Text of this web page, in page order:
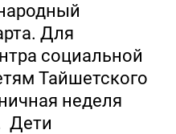
Для
социальной
Тайшетского
неделя
Дети